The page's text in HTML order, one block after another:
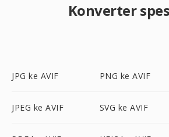
Konverter
JPG ke AVIF PNG ke AVIF
JPEG ke AVIF SVG ke AVIF